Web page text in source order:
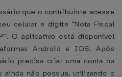
que o contribuinte acesse
celular e digite “Nota Fiscal
O aplicativo está disponível
Android e IOS. Após
precisa criar uma conta na
ainda não possua, utilizando o